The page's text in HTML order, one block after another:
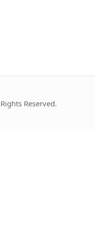
Reserved.